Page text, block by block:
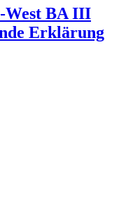
BA III
Erklärung